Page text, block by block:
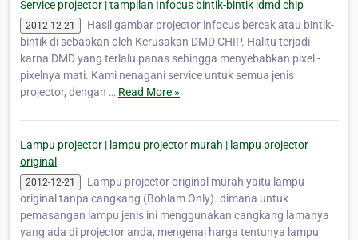
Service projector | tampilan Infocus bintik-bintik |dmd chip
2012-12-21
Hasil gambar projector infocus bercak atau bintik-
bintik di sebabkan oleh Kerusakan DMD CHIP. Halitu terjadi
karna DMD yang terlalu panas sehingga menyebabkan pixel -
pixelnya mati. Kami nenagani service untuk semua jenis
projector, dengan … Read More »
Lampu projector | lampu projector murah | lampu projector
original
2012-12-21
Lampu projector original murah yaitu lampu
original tanpa cangkang (Bohlam Only). dimana untuk
pemasangan lampu jenis ini menggunakan cangkang lamanya
yang ada di projector anda, mengenai harga tentunya lampu